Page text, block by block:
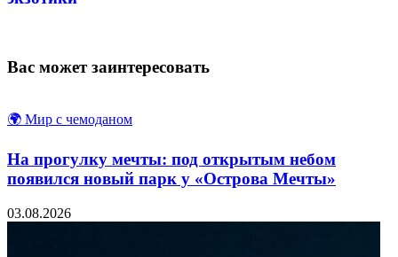
Вас может заинтересовать
🌍 Мир с чемоданом
На прогулку мечты: под открытым небом
появился новый парк у «Острова Мечты»
03.08.2026